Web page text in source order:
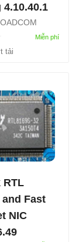
4.10.40.1
và
tải
RTL
Fast
NIC